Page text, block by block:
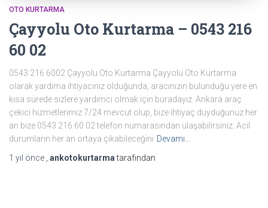
OTO KURTARMA
Çayyolu Oto Kurtarma – 0543 216
60 02
0543 216 6002 Çayyolu Oto Kurtarma Çayyolu Oto Kurtarma
olarak yardıma ihtiyacınız olduğunda, aracınızın bulunduğu yere en
kısa sürede sizlere yardımcı olmak için buradayız. Ankara araç
çekici hizmetlerimiz 7/24 mevcut olup, bize ihtiyaç duyduğunuz her
an bize 0543 216 60 02 telefon numarasından ulaşabilirsiniz. Acil
durumların her an ortaya çıkabileceğini Devamı…
1 yıl önce ankotokurtarmatarafından